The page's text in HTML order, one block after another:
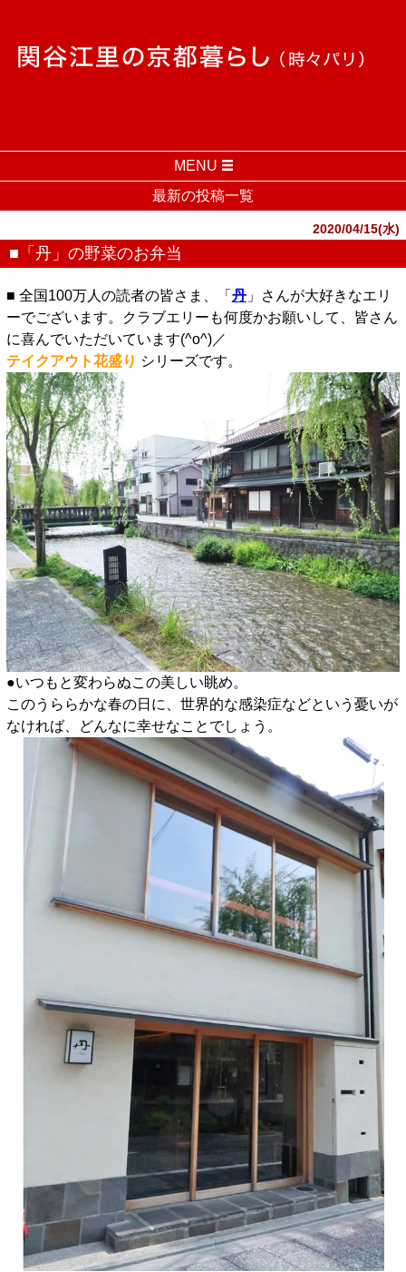
MENU
最新の投稿一覧
2020/04/15(水)
■「丹」の野菜のお弁当
■ 全国100万人の読者の皆さま、「 丹」さんが大好きなエリ
ーでございます。クラブエリーも何度かお願いして、皆さん
に喜んでいただいています(^o^)／
テイクアウト花盛り シリーズです。
●いつもと変わらぬこの美しい眺め。
このうららかな春の日に、世界的な感染症などという憂いが
なければ、どんなに幸せなことでしょう。